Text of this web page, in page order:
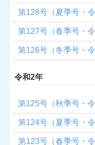
第128号（夏季号・
第127号（春季号・
第126号（冬季号・
令和2年
第125号（秋季号・
第124号（夏季号・
第123号（春季号・